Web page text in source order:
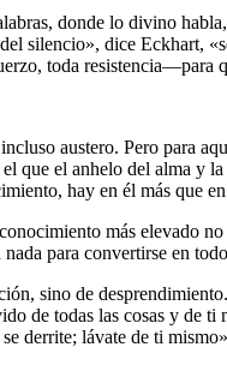
donde lo divino
silencio», dice Eckhart,
toda resistencia―para
austero. Pero para
el que el anhelo del alma y
hay en él más que
más elevado
para convertirse en
sino de
de todas las cosas y
derrite; lávate de ti